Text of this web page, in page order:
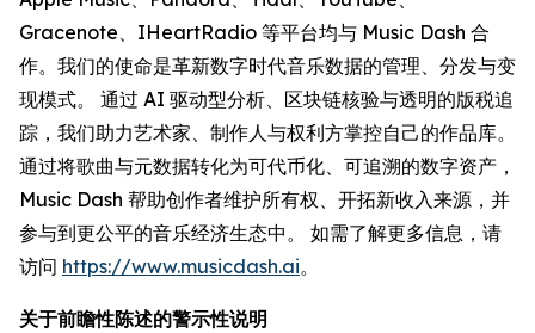
Gracenote、IHeartRadio 等平台均与 Music Dash 合
作。我们的使命是革新数字时代音乐数据的管理、分发与变
现模式。 通过 AI 驱动型分析、区块链核验与透明的版税追
踪，我们助力艺术家、制作人与权利方掌控自己的作品库。
通过将歌曲与元数据转化为可代币化、可追溯的数字资产，
Music Dash 帮助创作者维护所有权、开拓新收入来源，并
参与到更公平的音乐经济生态中。 如需了解更多信息，请
访问 https://www.musicdash.ai。
关于前瞻性陈述的警示性说明